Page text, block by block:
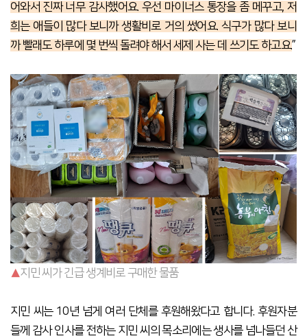
어와서 진짜 너무 감사했어요. 우선 마이너스 통장을 좀 메꾸고, 저
희는 애들이 많다 보니까 생활비로 거의 썼어요. 식구가 많다 보니
까 빨래도 하루에 몇 번씩 돌려야해서 세제 사는 데 쓰기도 하고요.”
▲지민 씨가 긴급 생계비로 구매한 물품
지민 씨는 10년 넘게 여러 단체를 후원해왔다고 합니다. 후원자분
들께 감사 인사를 전하는 지민 씨의 목소리에는 생사를 넘나들던 산